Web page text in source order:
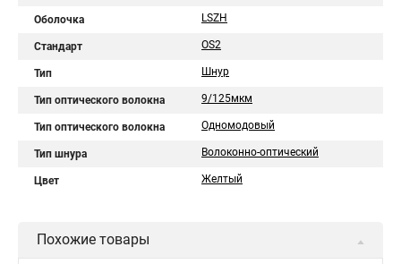
Оболочка LSZH
Стандарт OS2
Тип Шнур
Тип оптического волокна 9/125мкм
Тип оптического волокна Одномодовый
Тип шнура Волоконно-оптический
Цвет Желтый
Похожие товары